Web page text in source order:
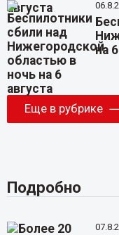
на
Еще в рубрике
Подробно